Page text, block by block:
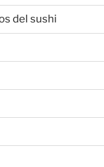
del sushi